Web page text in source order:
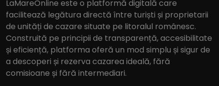
LaMareOnline este o platformă digitală care
facilitează legătura directă între turiști și proprietarii
de unități de cazare situate pe litoralul românesc.
Construită pe principii de transparență, accesibilitate
și eficiență, platforma oferă un mod simplu și sigur de
a descoperi și rezerva cazarea ideală, fără
comisioane și fără intermediari.